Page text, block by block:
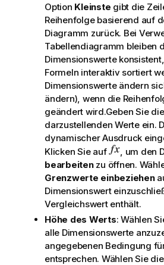
Option Kleinste gibt die
Reihenfolge basierend auf
Diagramm zurück. Bei
Tabellendiagramm bleiben
Dimensionswerte
Formeln interaktiv sortiert
Dimensionswerte ändern
ändern), wenn die
geändert wird.Geben Sie
darzustellenden Werte ein.
dynamischer Ausdruck
Klicken Sie auf
, um den
bearbeitenzu öffnen.
Grenzwerte einbeziehen
Dimensionswert
Vergleichswert enthält.
Höhe des Werts: Wählen
alle Dimensionswerte
angegebenen Bedingung
entsprechen. Wählen Sie